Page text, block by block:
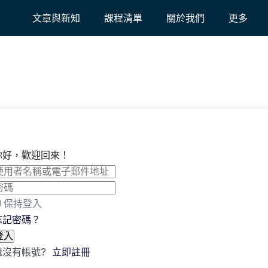
文章與新知 課程清單 關於我們 更多
，歡迎回來！
保持登入
記密碼？
入
沒有帳號? 立即註冊